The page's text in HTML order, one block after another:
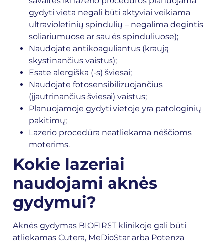
gydyti vieta negali būti aktyviai veikiama
ultravioletinių spindulių – negalima degintis
soliariumuose ar saulės spinduliuose);
Naudojate antikoaguliantus (kraują
skystinančius vaistus);
Esate alergiška (-s) šviesai;
Naudojate fotosensibilizuojančius
(įjautrinančius šviesai) vaistus;
Planuojamoje gydyti vietoje yra patologinių
pakitimų;
Lazerio procedūra neatliekama nėščioms
moterims.
Kokie lazeriai
naudojami aknės
gydymui?
Aknės gydymas BIOFIRST klinikoje gali būti
atliekamas Cutera, MeDioStar arba Potenza